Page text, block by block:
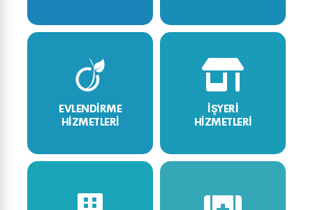
EVLENDİRME
HİZMETLERİ
İŞYERİ
HİZMETLERİ